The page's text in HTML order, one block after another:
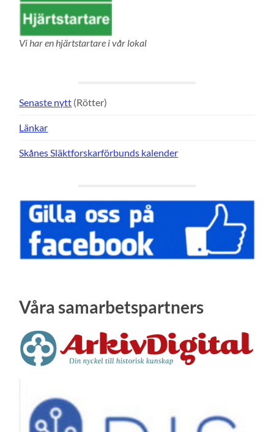
Vi har en hjärtstartare i vår lokal
Senaste nytt (Rötter)
Länkar
Skånes Släktforskarförbunds kalender
Våra samarbetspartners